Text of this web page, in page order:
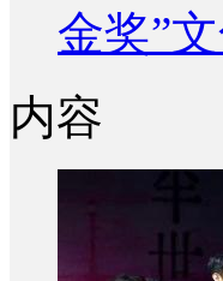
金奖”
内容